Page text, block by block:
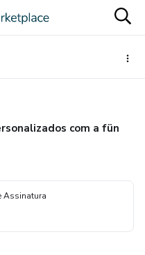
com a fün
Assinatura